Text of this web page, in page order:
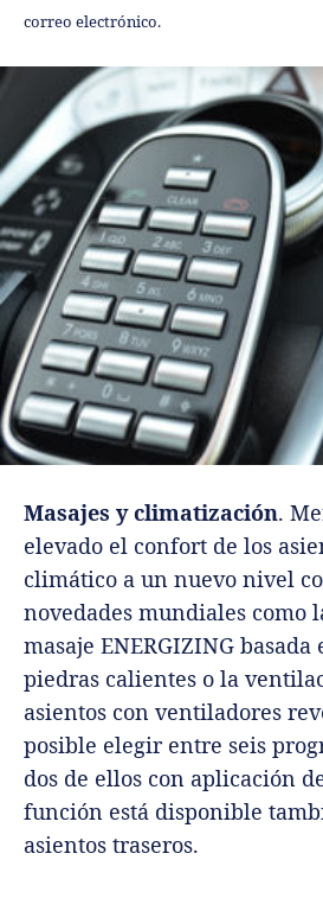
correo electrónico.
Masajes y climatización.
elevado el confort de los
climático a un nuevo nivel
novedades mundiales como
masaje ENERGIZING
piedras calientes o la
asientos con ventiladores
posible elegir entre seis
dos de ellos con aplicación
función está disponible
asientos traseros.